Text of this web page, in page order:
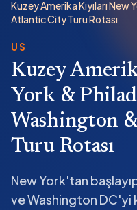
Kuzey Amerika Kıyıları
Atlantic City Turu Rotası
US
Kuzey
York &
Washington
Turu Rotası
New York'tan
ve Washington DC'yi